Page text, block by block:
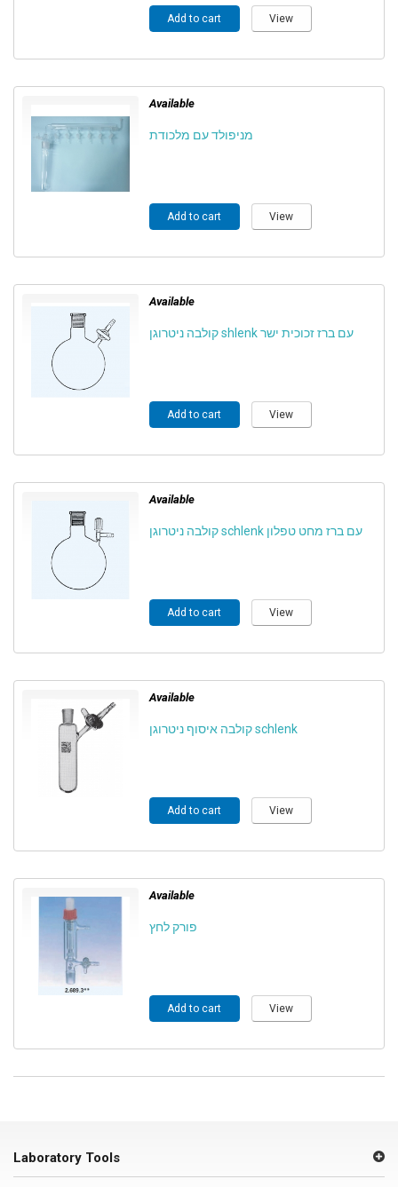
Add to cart View
Available
מניפולד עם מלכודת
Add to cart View
Available
קולבה ניטרוגן shlenk עם ברז זכוכית ישר
Add to cart View
Available
קולבה ניטרוגן schlenk עם ברז מחט טפלון
Add to cart View
Available
קולבה איסוף ניטרוגן schlenk
Add to cart View
Available
פורק לחץ
Add to cart View
Laboratory Tools